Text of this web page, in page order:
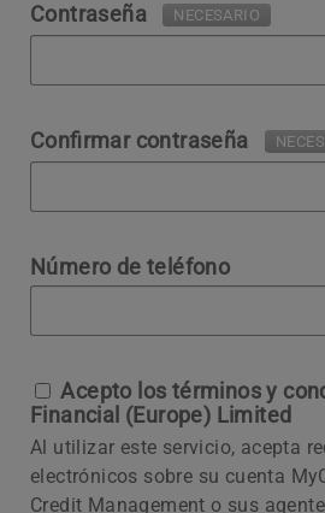
Contraseña NECESARIO
Confirmar contraseña
Número de teléfono
Acepto los términos y
Financial (Europe) Limited
Al utilizar este servicio, acepta
electrónicos sobre su cuenta
Credit Management o sus